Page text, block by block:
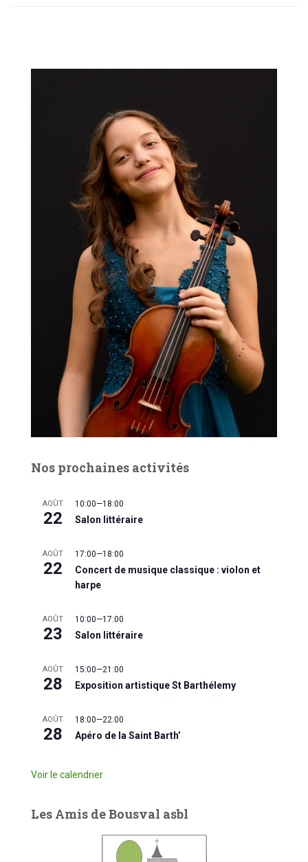
Nos prochaines activités
AOÛT
22
10:00—18:00
Salon littéraire
AOÛT
22
17:00—18:00
Concert de musique classique : violon et
harpe
AOÛT
23
10:00—17:00
Salon littéraire
AOÛT
28
15:00—21:00
Exposition artistique St Barthélemy
AOÛT
28
18:00—22:00
Apéro de la Saint Barth’
Voir le calendrier
Les Amis de Bousval asbl